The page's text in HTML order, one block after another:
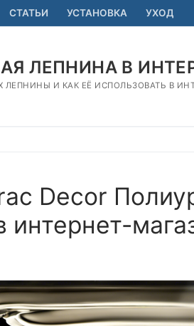
СТАТЬИ УСТАНОВКА УХОД
ЛЕПНИНА В
ЛЕПНИНЫ И КАК ЕЁ ИСПОЛЬЗОВАТЬ В
Decor
интернет-